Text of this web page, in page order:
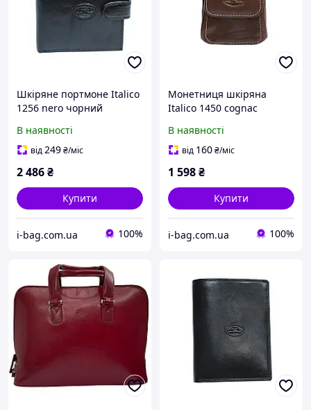
Шкіряне портмоне Italico
1256 nero чорний
В наявності
від249₴/міс
2 486₴
Купити
i-bag.com.ua 100%
Монетниця шкіряна
Italico 1450 cognac
В наявності
від 160₴/міс
1 598₴
Купити
i-bag.com.ua 100%